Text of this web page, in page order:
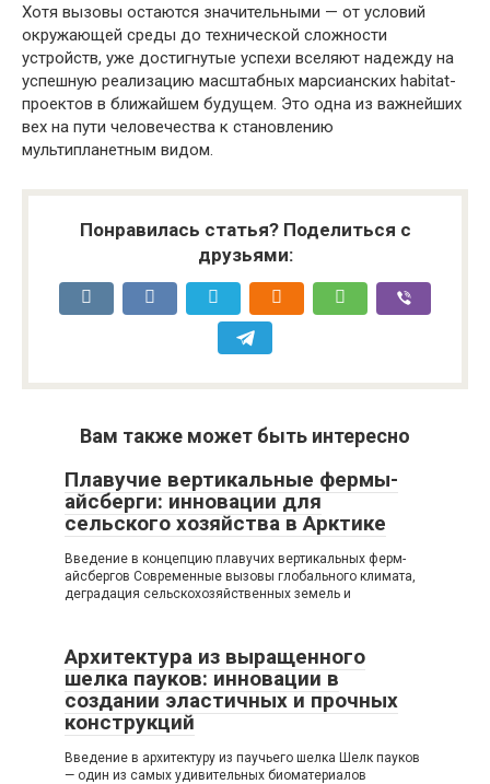
Хотя вызовы остаются значительными — от условий
окружающей среды до технической сложности
устройств, уже достигнутые успехи вселяют надежду на
успешную реализацию масштабных марсианских habitat-
проектов в ближайшем будущем. Это одна из важнейших
вех на пути человечества к становлению
мультипланетным видом.
Понравилась статья? Поделиться с
друзьями:
Вам также может быть интересно
Плавучие вертикальные фермы-
айсберги: инновации для
сельского хозяйства в Арктике
Введение в концепцию плавучих вертикальных ферм-
айсбергов Современные вызовы глобального климата,
деградация сельскохозяйственных земель и
Архитектура из выращенного
шелка пауков: инновации в
создании эластичных и прочных
конструкций
Введение в архитектуру из паучьего шелка Шелк пауков
— один из самых удивительных биоматериалов